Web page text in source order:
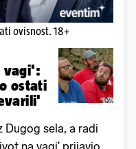
ovisnost. 18+
vagi':
ostati
sela, a radi
na vagi' prijavio